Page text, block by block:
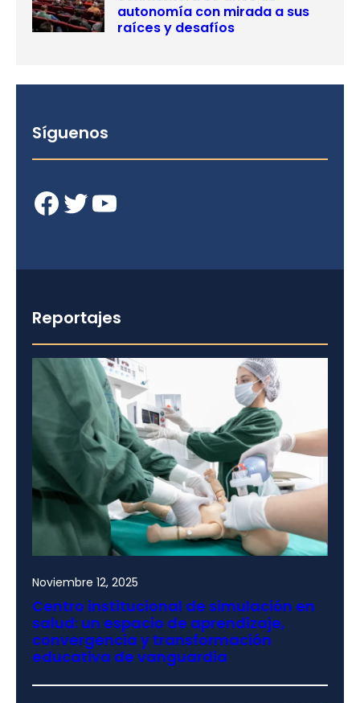
autonomía con mirada a sus
raíces y desafíos
Síguenos
Facebook Twitter YouTube
Reportajes
Noviembre 12, 2025
Centro institucional de simulación en
salud: un espacio de aprendizaje,
convergencia y transformación
educativa de vanguardia